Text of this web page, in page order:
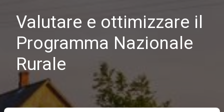
Valutare e ottimizzare il
Programma Nazionale
Rurale